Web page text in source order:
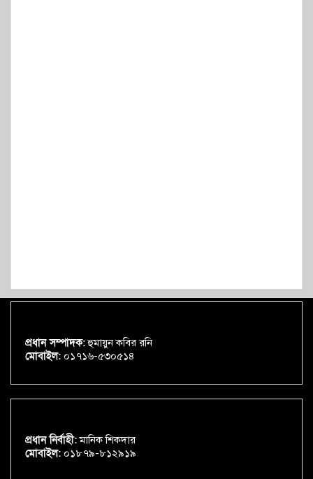
প্রধান সম্পাদক:হুমায়ুন কবির রনি
মোবাইল: ০১৭১৬-৫৩০৫১৪
প্রধান নির্বাহী:মানিক শিকদার
মোবাইল: ০১৮৭৯-৮১২৯১৯